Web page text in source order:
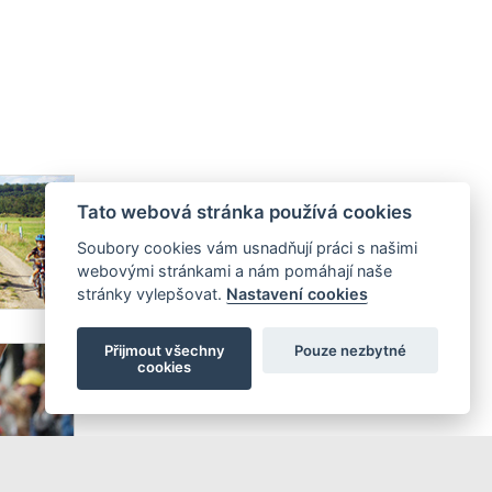
Tato webová stránka používá cookies
Soubory cookies vám usnadňují práci s našimi
webovými stránkami a nám pomáhají naše
stránky vylepšovat. Nastavení cookies
Přijmout všechny
cookies
Pouze nezbytné